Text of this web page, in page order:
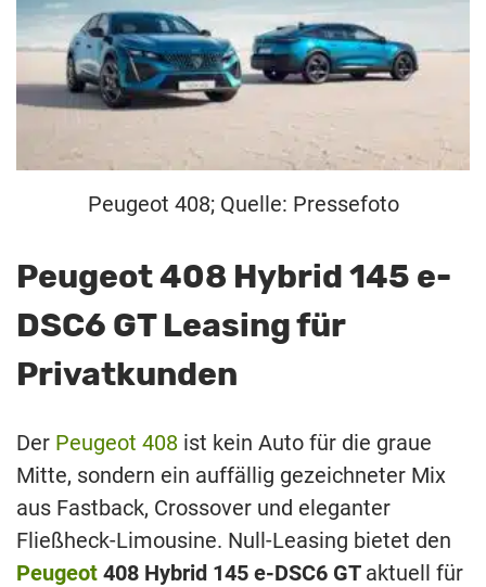
Peugeot 408; Quelle: Pressefoto
Peugeot 408 Hybrid 145 e-
DSC6 GT Leasing für
Privatkunden
Der Peugeot 408 ist kein Auto für die graue
Mitte, sondern ein auffällig gezeichneter Mix
aus Fastback, Crossover und eleganter
Fließheck-Limousine. Null-Leasing bietet den
Peugeot 408 Hybrid 145 e-DSC6 GT aktuell für